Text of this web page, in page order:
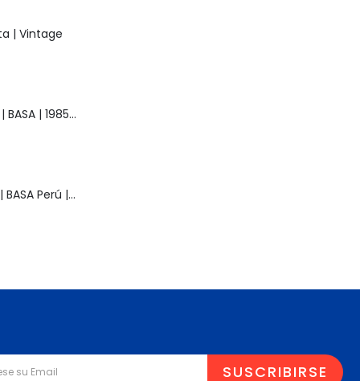
| Vintage
Muñeca Raquel | BASA | 1985 | Vintage
Muñeca Pelusa | BASA Perú | Años 80 | Original